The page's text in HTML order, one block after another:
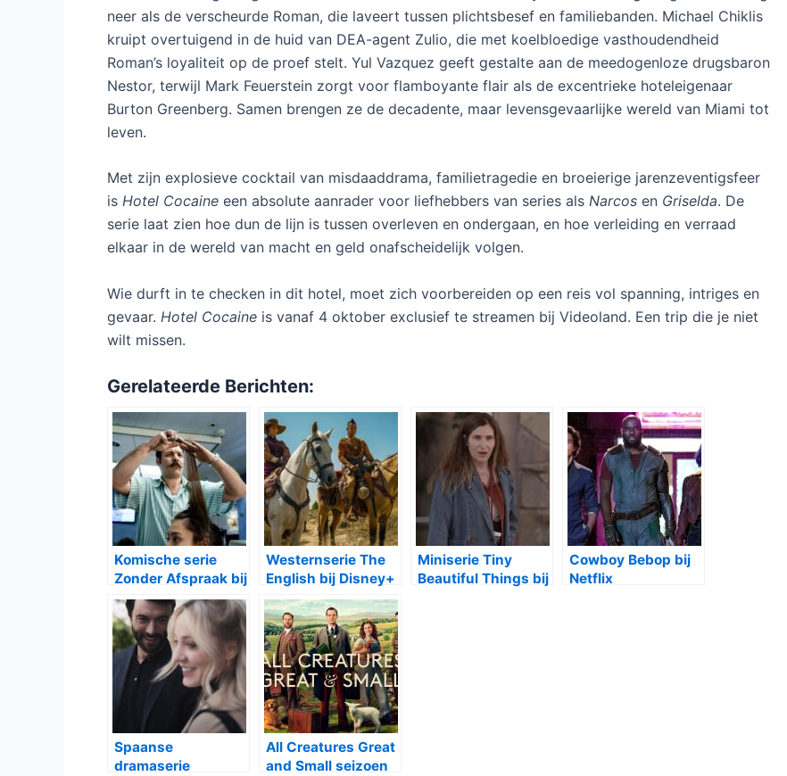
neer als de verscheurde Roman, die laveert tussen plichtsbesef en familiebanden. Michael Chiklis
kruipt overtuigend in de huid van DEA-agent Zulio, die met koelbloedige vasthoudendheid
Roman’s loyaliteit op de proef stelt. Yul Vazquez geeft gestalte aan de meedogenloze drugsbaron
Nestor, terwijl Mark Feuerstein zorgt voor flamboyante flair als de excentrieke hoteleigenaar
Burton Greenberg. Samen brengen ze de decadente, maar levensgevaarlijke wereld van Miami tot
leven.
Met zijn explosieve cocktail van misdaaddrama, familietragedie en broeierige jarenzeventigsfeer
is Hotel Cocaine een absolute aanrader voor liefhebbers van series als Narcos en Griselda. De
serie laat zien hoe dun de lijn is tussen overleven en ondergaan, en hoe verleiding en verraad
elkaar in de wereld van macht en geld onafscheidelijk volgen.
Wie durft in te checken in dit hotel, moet zich voorbereiden op een reis vol spanning, intriges en
gevaar. Hotel Cocaine is vanaf 4 oktober exclusief te streamen bij Videoland. Een trip die je niet
wilt missen.
Gerelateerde Berichten:
Komische serie
Zonder Afspraak bij
Canvas
Westernserie The
English bij Disney+
Miniserie Tiny
Beautiful Things bij
Cowboy Bebop bij
Netflix
Spaanse
dramaserie
All Creatures Great
and Small seizoen